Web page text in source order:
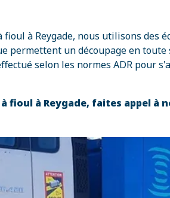
à Reygade, nous utilisons des
permettent un découpage en
selon les normes ADR pour
à Reygade, faites appel à